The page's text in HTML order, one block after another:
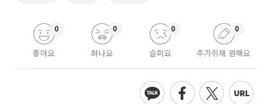
좋아요
0
화나요
0
슬퍼요
0
추가취재 원해요
0